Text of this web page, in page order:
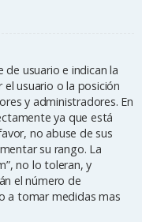
usuario e indican la
usuario o la posición
y administradores. En
ya que está
no abuse de sus
su rango. La
no lo toleran, y
el número de
a tomar medidas mas